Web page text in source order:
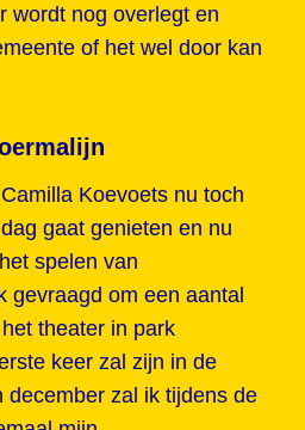
wordt nog overlegt en
of het wel door kan
Koevoets nu toch
gaat genieten en nu
spelen van
gevraagd om een aantal
theater in park
keer zal zijn in de
zal ik tijdens de